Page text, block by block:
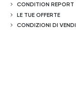
CONDITION REPORT
LE TUE OFFERTE
CONDIZIONI DI